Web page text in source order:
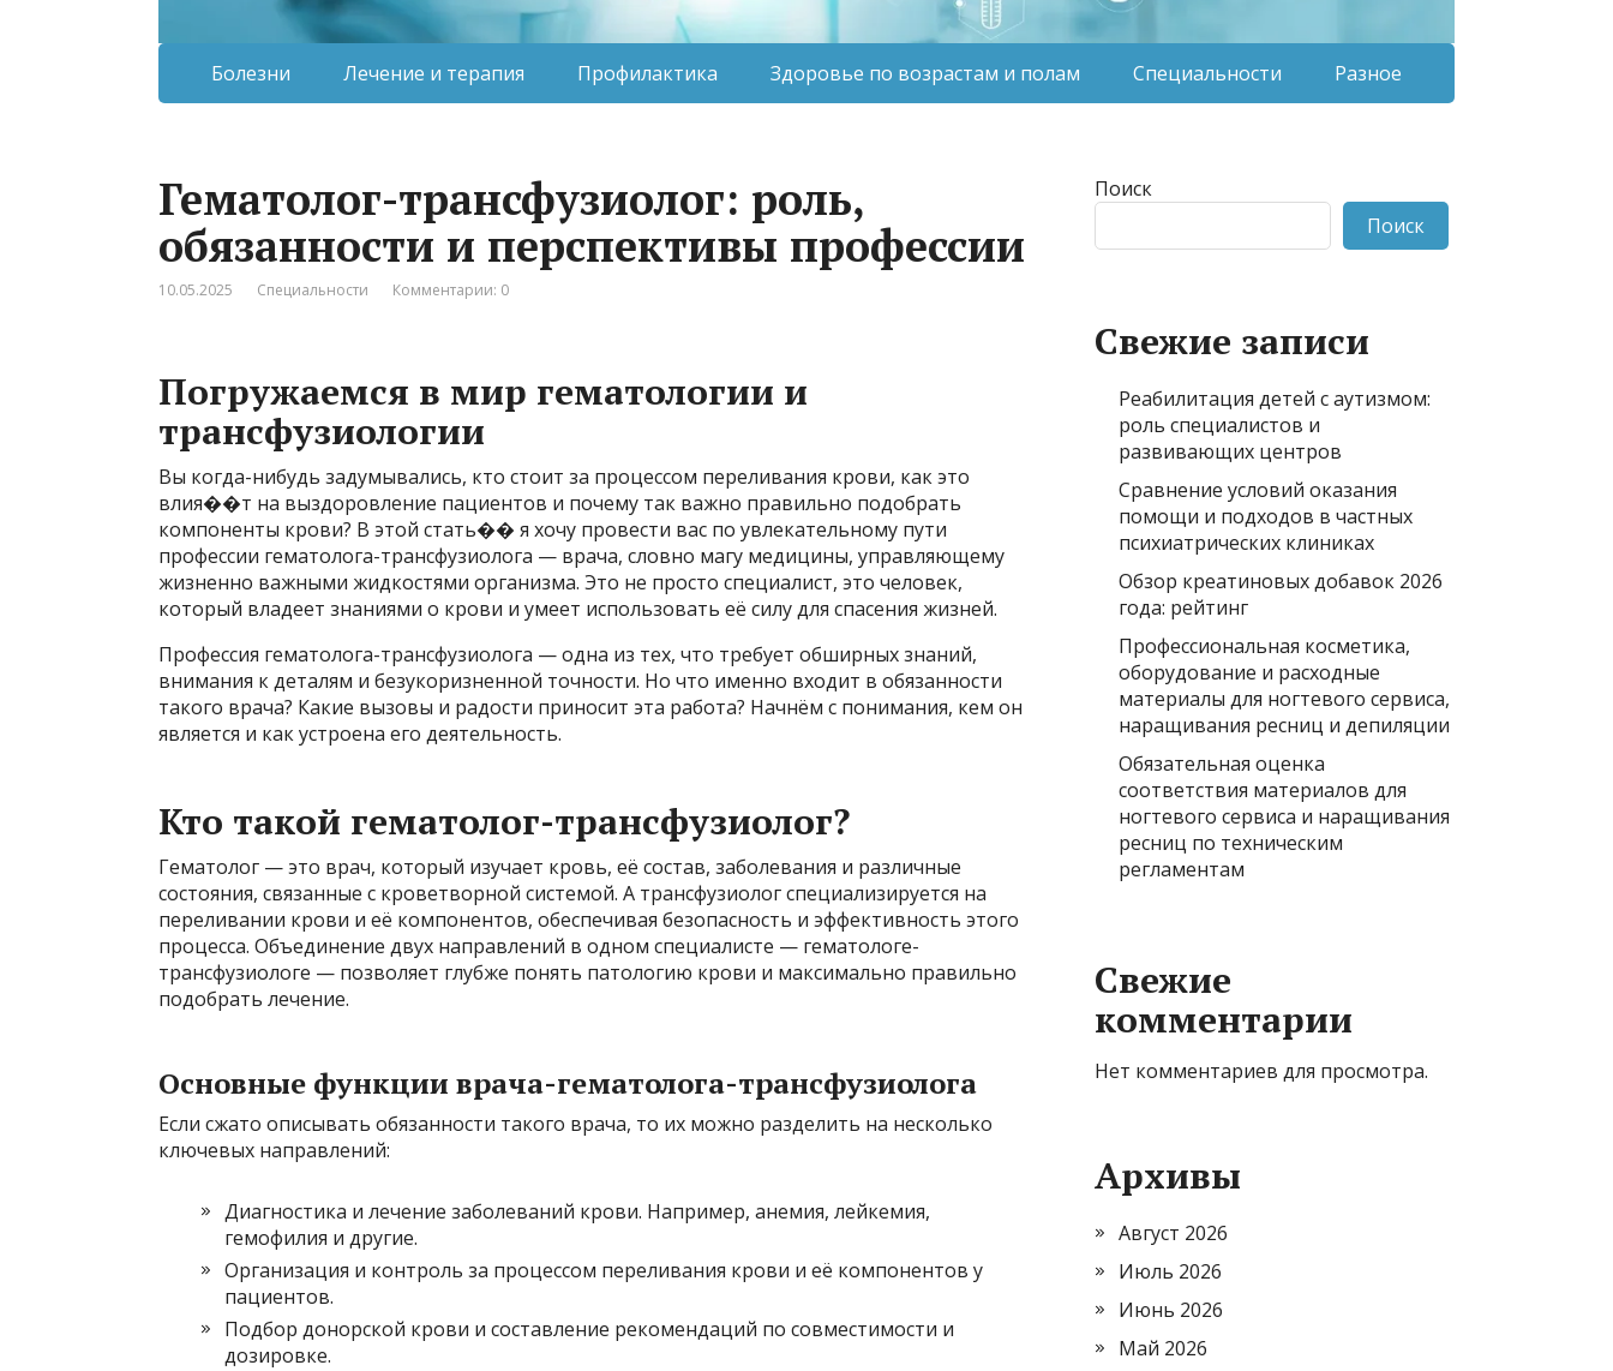
Болезни Лечение и терапия Профилактика Здоровье по возрастам и полам Специальности Разное
Гематолог-трансфузиолог: роль,
обязанности и перспективы профессии
10.05.2025 Специальности Комментарии: 0
Погружаемся в мир гематологии и
трансфузиологии
Вы когда-нибудь задумывались, кто стоит за процессом переливания крови, как это
влия��т на выздоровление пациентов и почему так важно правильно подобрать
компоненты крови? В этой стать�� я хочу провести вас по увлекательному пути
профессии гематолога-трансфузиолога — врача, словно магу медицины, управляющему
жизненно важными жидкостями организма. Это не просто специалист, это человек,
который владеет знаниями о крови и умеет использовать её силу для спасения жизней.
Профессия гематолога-трансфузиолога — одна из тех, что требует обширных знаний,
внимания к деталям и безукоризненной точности. Но что именно входит в обязанности
такого врача? Какие вызовы и радости приносит эта работа? Начнём с понимания, кем он
является и как устроена его деятельность.
Кто такой гематолог-трансфузиолог?
Гематолог — это врач, который изучает кровь, её состав, заболевания и различные
состояния, связанные с кроветворной системой. А трансфузиолог специализируется на
переливании крови и её компонентов, обеспечивая безопасность и эффективность этого
процесса. Объединение двух направлений в одном специалисте — гематологе-
трансфузиологе — позволяет глубже понять патологию крови и максимально правильно
подобрать лечение.
Основные функции врача-гематолога-трансфузиолога
Если сжато описывать обязанности такого врача, то их можно разделить на несколько
ключевых направлений:
Диагностика и лечение заболеваний крови. Например, анемия, лейкемия,
гемофилия и другие.
Организация и контроль за процессом переливания крови и её компонентов у
пациентов.
Подбор донорской крови и составление рекомендаций по совместимости и
дозировке.
Поиск
Поиск
Свежие записи
Реабилитация детей с аутизмом:
роль специалистов и
развивающих центров
Сравнение условий оказания
помощи и подходов в частных
психиатрических клиниках
Обзор креатиновых добавок 2026
года: рейтинг
Профессиональная косметика,
оборудование и расходные
материалы для ногтевого сервиса,
наращивания ресниц и депиляции
Обязательная оценка
соответствия материалов для
ногтевого сервиса и наращивания
ресниц по техническим
регламентам
Свежие
комментарии
Нет комментариев для просмотра.
Архивы
Август 2026
Июль 2026
Июнь 2026
Май 2026